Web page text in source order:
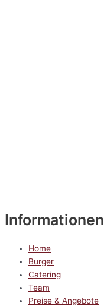
Informationen
Home
Burger
Catering
Team
Preise & Angebote